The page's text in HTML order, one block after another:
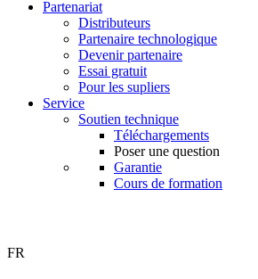
Partenariat
Distributeurs
Partenaire technologique
Devenir partenaire
Essai gratuit
Pour les supliers
Service
Soutien technique
Téléchargements
Poser une question
Garantie
Cours de formation
FR